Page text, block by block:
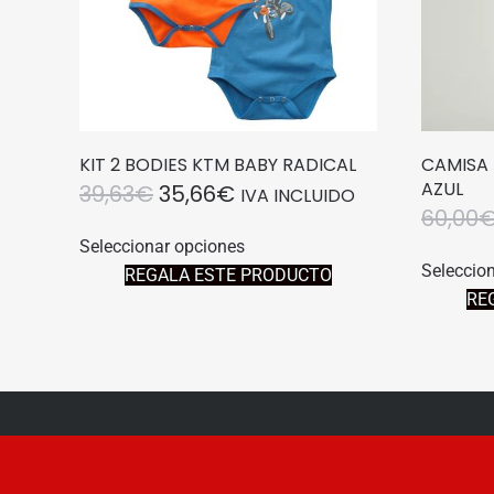
KIT 2 BODIES KTM BABY RADICAL
39,63€EL
ORIGINAL
ERA:
35,66€EL
ACTUAL
ES:
IVA INCLUIDO
Seleccionar opcionesproducto
tiene
opciones
REGALA ESTE PRODUCTO
CAMISA
AZUL
60,00